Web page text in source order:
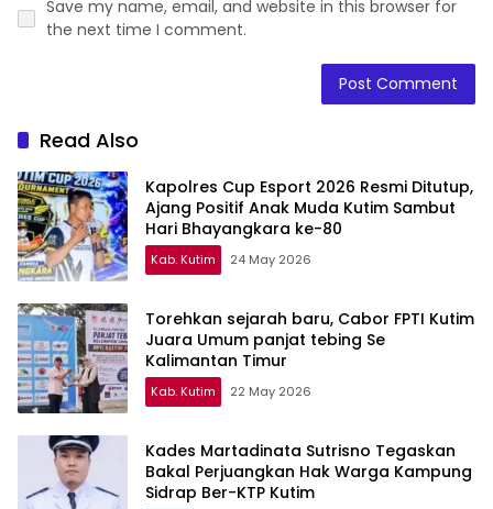
Save my name, email, and website in this browser for
the next time I comment.
Read Also
Kapolres Cup Esport 2026 Resmi Ditutup,
Ajang Positif Anak Muda Kutim Sambut
Hari Bhayangkara ke-80
Kab. Kutim 24 May 2026
Torehkan sejarah baru, Cabor FPTI Kutim
Juara Umum panjat tebing Se
Kalimantan Timur
Kab. Kutim 22 May 2026
Kades Martadinata Sutrisno Tegaskan
Bakal Perjuangkan Hak Warga Kampung
Sidrap Ber-KTP Kutim